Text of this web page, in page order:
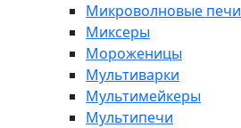
Микроволновые печи
Миксеры
Мороженицы
Мультиварки
Мультимейкеры
Мультипечи